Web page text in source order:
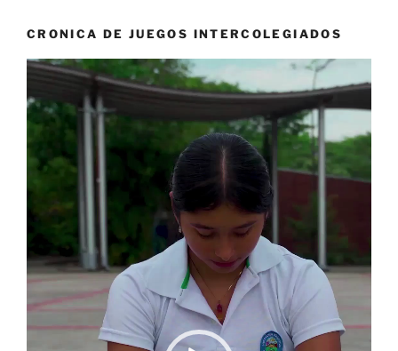
CRONICA DE JUEGOS INTERCOLEGIADOS
Reproductor
vídeo